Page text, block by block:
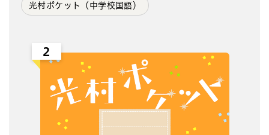
光村ポケット（中学校国語）
2